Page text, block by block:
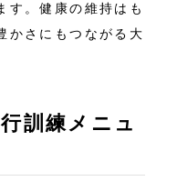
す。健康の維持はも
かさにもつながる大
訓練メニュ